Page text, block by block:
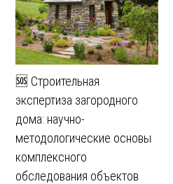
🆘 Строительная
экспертиза загородного
дома: научно-
методологические основы
комплексного
обследования объектов